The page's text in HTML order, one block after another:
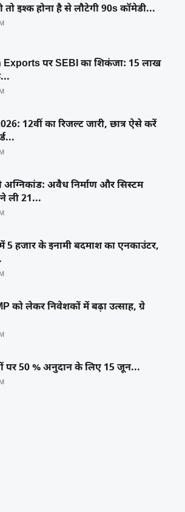
तो इश्क होना है से लौटेगी 90s कॉमेडी...
Exports पर SEBI का शिकंजा: 15 लाख
12वीं का रिजल्ट जारी, छात्र ऐसे करें
अग्निकांड: अवैध निर्माण और सिस्टम
ली 21...
5 हजार के इनामी बदमाश का एनकाउंटर,
को लेकर निवेशकों में बढ़ा उत्साह, ग्रे
पर 50 % अनुदान के लिए 15 जून...